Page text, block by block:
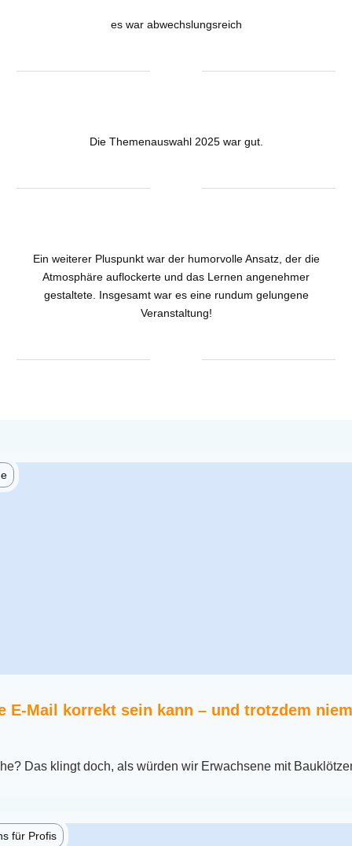
es war abwechslungsreich
Die Themenauswahl 2025 war gut.
Ein weiterer Pluspunkt war der humorvolle Ansatz, der die
Atmosphäre auflockerte und das Lernen angenehmer
gestaltete. Insgesamt war es eine rundum gelungene
Veranstaltung!
E-Mail korrekt sein kann – und trotzdem
Das klingt doch, als würden wir Erwachsene mit
für Profis